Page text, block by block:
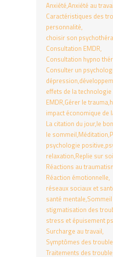
Anxiété Anxiété au
Caractéristiques des
personnalité
choisir son
Consultation EMDR
Consultation hypno
Consulter un
dépression
effets de la
EMDR Gérer le trauma
impact économique de
La citation du jour le
le sommeil Méditation
psychologie positive
relaxation Replie sur soi
Réactions au
Réaction émotionnelle
réseaux sociaux et
santé mentale
stigmatisation des
stress et épuisement
Surcharge au travail
Symptômes des
Traitements des